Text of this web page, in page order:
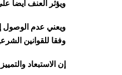
ويؤثر العنف أيضاً
ويعني عدم الوصول
وفقا للقوانين
إن الاستبعاد